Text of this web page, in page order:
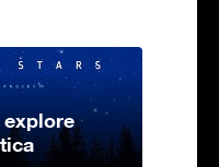
explore